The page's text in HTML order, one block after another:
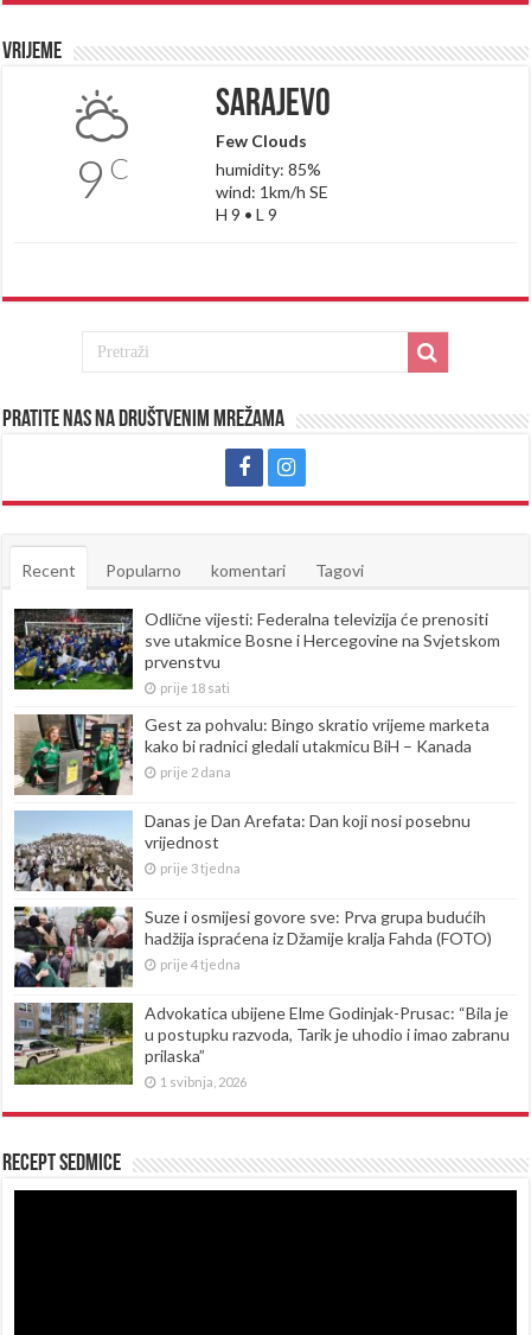
Vrijeme
9 C
Sarajevo
Few Clouds
humidity: 85%
wind: 1km/h SE
H 9 • L 9
Pratite nas na društvenim mrežama
Recent Popularno komentari Tagovi
Odlične vijesti: Federalna televizija će prenositi
sve utakmice Bosne i Hercegovine na Svjetskom
prvenstvu
prije 18 sati
Gest za pohvalu: Bingo skratio vrijeme marketa
kako bi radnici gledali utakmicu BiH – Kanada
prije 2 dana
Danas je Dan Arefata: Dan koji nosi posebnu
vrijednost
prije 3 tjedna
Suze i osmijesi govore sve: Prva grupa budućih
hadžija ispraćena iz Džamije kralja Fahda (FOTO)
prije 4 tjedna
Advokatica ubijene Elme Godinjak-Prusac: “Bila je
u postupku razvoda, Tarik je uhodio i imao zabranu
prilaska”
1 svibnja, 2026
Recept sedmice